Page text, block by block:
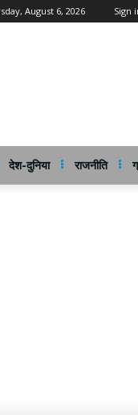
August 6, 2026 Sign
देश-दुनिया राजनीति